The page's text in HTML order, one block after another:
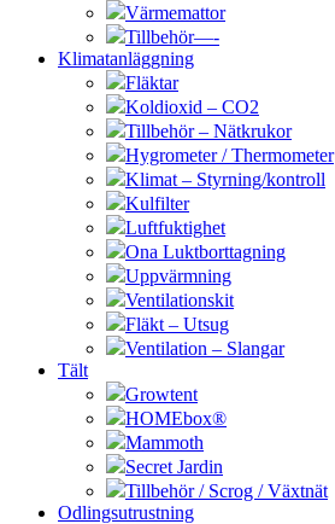
Värmemattor
Tillbehör—-
Klimatanläggning
Fläktar
Koldioxid – CO2
Tillbehör – Nätkrukor
Hygrometer / Thermometer
Klimat – Styrning/kontroll
Kulfilter
Luftfuktighet
Ona Luktborttagning
Uppvärmning
Ventilationskit
Fläkt – Utsug
Ventilation – Slangar
Tält
Growtent
HOMEbox®
Mammoth
Secret Jardin
Tillbehör / Scrog / Växtnät
Odlingsutrustning